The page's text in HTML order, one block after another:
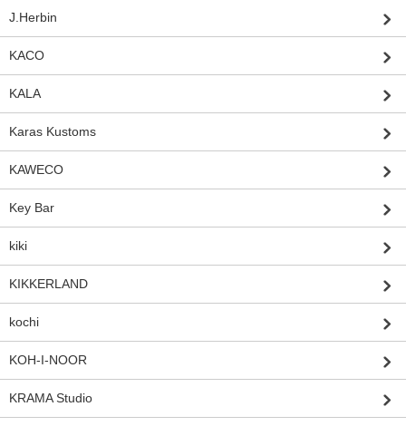
J.Herbin
KACO
KALA
Karas Kustoms
KAWECO
Key Bar
kiki
KIKKERLAND
kochi
KOH-I-NOOR
KRAMA Studio